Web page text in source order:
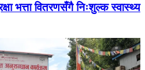
भत्ता वितरणसँगै निःशुल्क स्वास्थ्य